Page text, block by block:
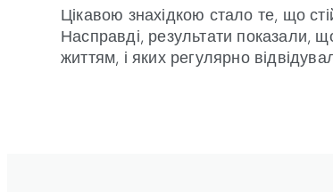
Цікавою знахідкою стало те, що
Насправді, результати показали,
життям, і яких регулярно